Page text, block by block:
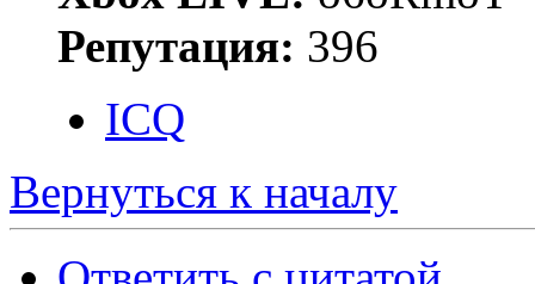
Репутация: 396
ICQ
Вернуться к началу